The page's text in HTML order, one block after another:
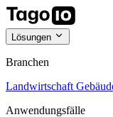
Lösungen
Branchen
Landwirtschaft
Anwendungsfälle